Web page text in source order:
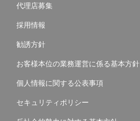
代理店募集
採用情報
勧誘方針
お客様本位の業務運営に係る基本方針
個人情報に関する公表事項
セキュリティポリシー